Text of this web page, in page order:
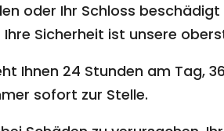
oder Ihr Schloss
Sicherheit ist unsere
Ihnen 24 Stunden am Tag,
sofort zur Stelle.